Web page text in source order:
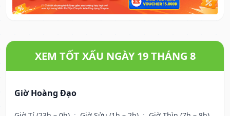
XEM TỐT XẤU NGÀY 19 THÁNG 8
Giờ Hoàng Đạo